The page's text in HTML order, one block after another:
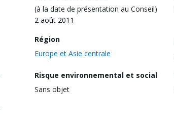
(à la date de présentation au Conseil)
2 août 2011
Région
Europe et Asie centrale
Risque environnemental et social
Sans objet